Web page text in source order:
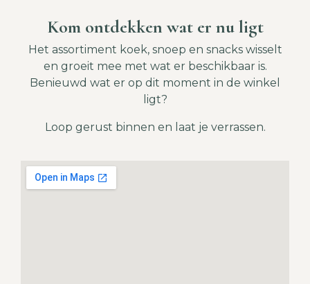
Kom ontdekken wat er nu ligt
Het assortiment koek, snoep en snacks wisselt
en groeit mee met wat er beschikbaar is.
Benieuwd wat er op dit moment in de winkel
ligt?
Loop gerust binnen en laat je verrassen.